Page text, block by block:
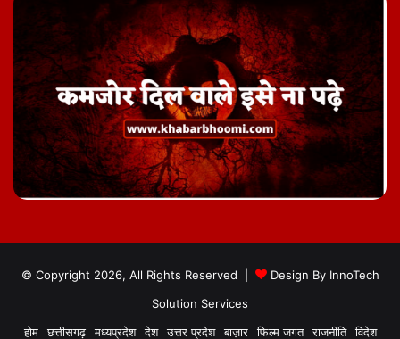
© Copyright 2026, All Rights Reserved | Design By InnoTech
Solution Services
होम
छत्तीसगढ़ मध्यप्रदेश देश उत्तर प्रदेश बाज़ार फिल्म जगत राजनीति विदेश